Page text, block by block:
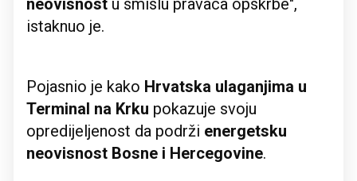
neovisnost u smislu pravaca opskrbe",
istaknuo je.
Pojasnio je kako Hrvatska ulaganjima u
Terminal na Krku pokazuje svoju
opredijeljenost da podrži energetsku
neovisnost Bosne i Hercegovine.